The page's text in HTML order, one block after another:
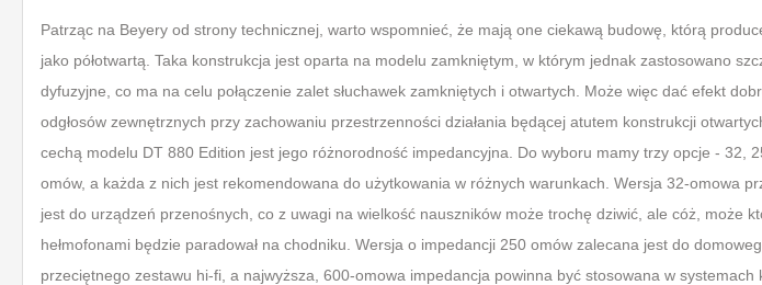
Patrząc na Beyery od strony technicznej, warto wspomnieć, że mają one ciekawą budowę, którą
jako półotwartą. Taka konstrukcja jest oparta na modelu zamkniętym, w którym jednak zastosowano
dyfuzyjne, co ma na celu połączenie zalet słuchawek zamkniętych i otwartych. Może więc dać efekt
odgłosów zewnętrznych przy zachowaniu przestrzenności działania będącej atutem konstrukcji
cechą modelu DT 880 Edition jest jego różnorodność impedancyjna. Do wyboru mamy trzy opcje - 32,
omów, a każda z nich jest rekomendowana do użytkowania w różnych warunkach. Wersja 32-omowa
jest do urządzeń przenośnych, co z uwagi na wielkość nauszników może trochę dziwić, ale cóż, może
hełmofonami będzie paradował na chodniku. Wersja o impedancji 250 omów zalecana jest do
przeciętnego zestawu hi-fi, a najwyższa, 600-omowa impedancja powinna być stosowana w systemach